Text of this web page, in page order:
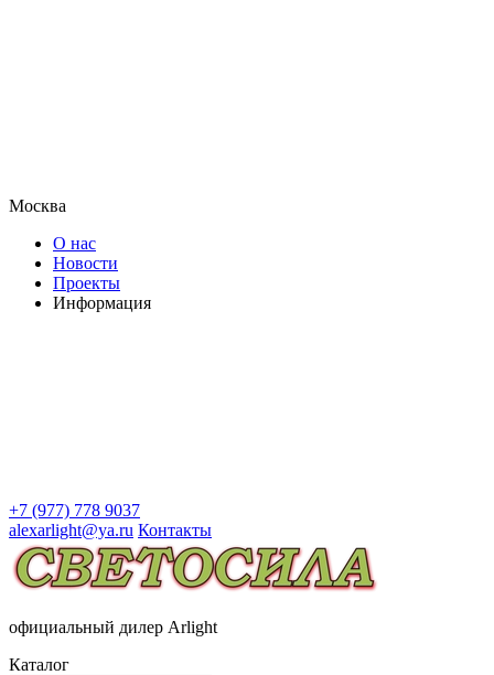
Москва
О нас
Новости
Проекты
Информация
+7 (977) 778 9037
alexarlight@ya.ru Контакты
официальный дилер Arlight
Каталог